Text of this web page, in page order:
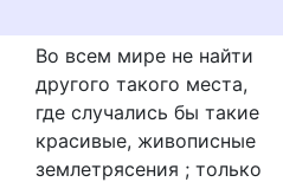
Во всем мире не найти
другого такого места,
где случались бы такие
красивые, живописные
землетрясения ; только